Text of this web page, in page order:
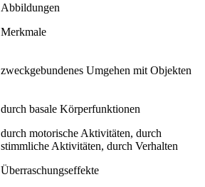
Abbildungen
Merkmale
zweckgebundenes Umgehen mit Objekten
durch basale Körperfunktionen
durch motorische Aktivitäten, durch
stimmliche Aktivitäten, durch Verhalten
Überraschungseffekte